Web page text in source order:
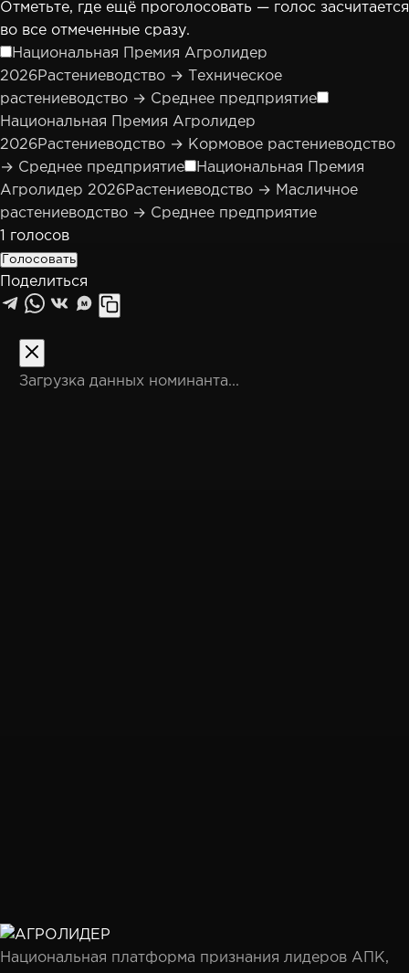
Отметьте, где ещё проголосовать — голос засчитается
во все отмеченные сразу.
Национальная Премия Агролидер
2026Растениеводство → Техническое
растениеводство → Среднее предприятие
Национальная Премия Агролидер
2026Растениеводство → Кормовое растениеводство
→ Среднее предприятие
Национальная Премия
Агролидер 2026Растениеводство → Масличное
растениеводство → Среднее предприятие
голосов
Голосовать
Поделиться
M
Загрузка данных номинанта...
Национальная платформа признания лидеров АПК,